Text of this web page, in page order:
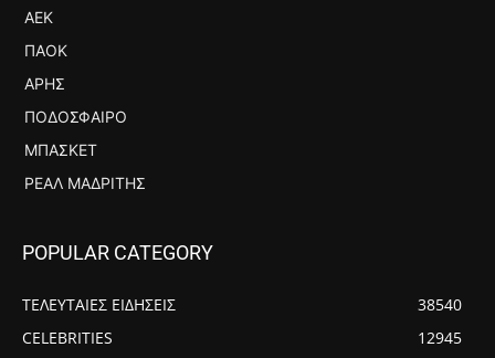
ΑΕΚ
ΠΑΟΚ
ΆΡΗΣ
ΠΟΔΌΣΦΑΙΡΟ
ΜΠΆΣΚΕΤ
ΡΕΆΛ ΜΑΔΡΊΤΗΣ
POPULAR CATEGORY
ΤΕΛΕΥΤΑΙΕΣ ΕΙΔΗΣΕΙΣ
38540
CELEBRITIES
12945